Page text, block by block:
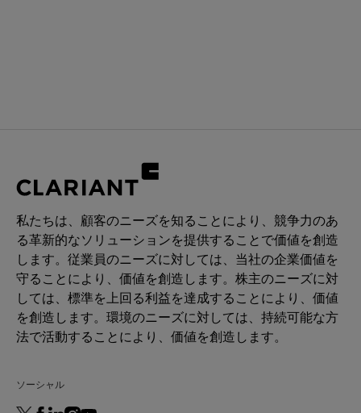
私たちは、顧客のニーズを知ることにより、競争力のあ
る革新的なソリューションを提供することで価値を創造
します。従業員のニーズに対しては、当社の企業価値を
守ることにより、価値を創造します。株主のニーズに対
しては、標準を上回る利益を達成することにより、価値
を創造します。環境のニーズに対しては、持続可能な方
法で活動することにより、価値を創造します。
ソーシャル